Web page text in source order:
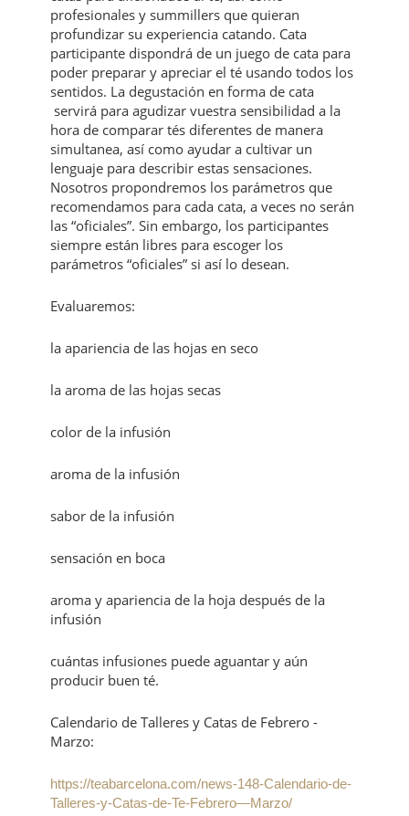
profesionales y summillers que quieran
profundizar su experiencia catando. Cata
participante dispondrá de un juego de cata para
poder preparar y apreciar el té usando todos los
sentidos. La degustación en forma de cata
servirá para agudizar vuestra sensibilidad a la
hora de comparar tés diferentes de manera
simultanea, así como ayudar a cultivar un
lenguaje para describir estas sensaciones.
Nosotros propondremos los parámetros que
recomendamos para cada cata, a veces no serán
las “oficiales”. Sin embargo, los participantes
siempre están libres para escoger los
parámetros “oficiales” si así lo desean.
Evaluaremos:
la apariencia de las hojas en seco
la aroma de las hojas secas
color de la infusión
aroma de la infusión
sabor de la infusión
sensación en boca
aroma y apariencia de la hoja después de la
infusión
cuántas infusiones puede aguantar y aún
producir buen té.
Calendario de Talleres y Catas de Febrero -
Marzo:
https://teabarcelona.com/news-148-Calendario-de-
Talleres-y-Catas-de-Te-Febrero—Marzo/